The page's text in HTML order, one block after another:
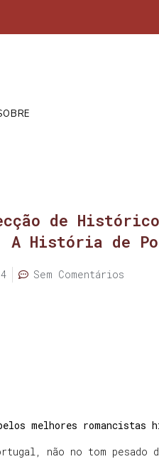
de
A História de
Sem Comentários
melhores romancistas
não no tom pesado